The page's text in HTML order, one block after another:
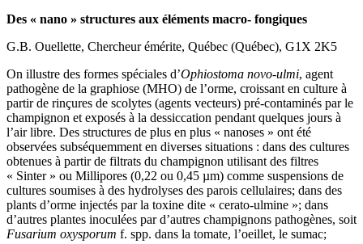
Des « nano » structures aux éléments macro- fongiques
G.B. Ouellette, Chercheur émérite, Québec (Québec), G1X 2K5
On illustre des formes spéciales d’Ophiostoma novo-ulmi, agent
pathogène de la graphiose (MHO) de l’orme, croissant en culture à
partir de rinçures de scolytes (agents vecteurs) pré-contaminés par le
champignon et exposés à la dessiccation pendant quelques jours à
l’air libre. Des structures de plus en plus « nanoses » ont été
observées subséquemment en diverses situations : dans des cultures
obtenues à partir de filtrats du champignon utilisant des filtres
« Sinter » ou Millipores (0,22 ou 0,45 µm) comme suspensions de
cultures soumises à des hydrolyses des parois cellulaires; dans des
plants d’orme injectés par la toxine dite « cerato-ulmine »; dans
d’autres plantes inoculées par d’autres champignons pathogènes, soit
Fusarium oxysporum f. spp. dans la tomate, l’oeillet, le sumac;